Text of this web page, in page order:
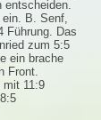
entscheiden.
ein. B. Senf,
Führung. Das
zum 5:5
ein brache
Front.
mit 11:9